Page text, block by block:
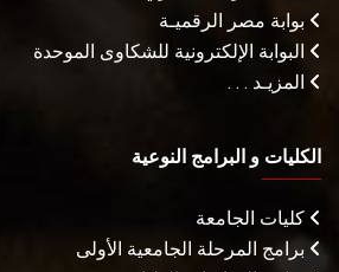
بوابة مصر الرقميـة
البوابة الإلكترونية للشكاوى الموحدة
المزيـد . . .
الكليات و البرامج النوعية
كليات الجامعة
برامج المرحلة الجامعية الأولى